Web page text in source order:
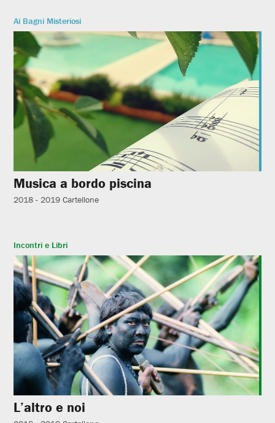
Ai Bagni Misteriosi
Musica a bordo piscina
2018 - 2019 Cartellone
Incontri e Libri
L’altro e noi